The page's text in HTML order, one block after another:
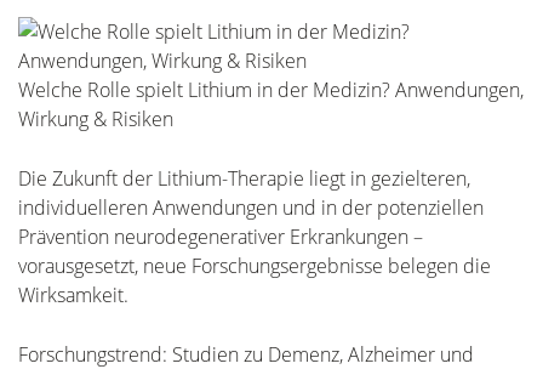
Welche Rolle spielt Lithium in der Medizin? Anwendungen,
Wirkung & Risiken
Die Zukunft der Lithium-Therapie liegt in gezielteren,
individuelleren Anwendungen und in der potenziellen
Prävention neurodegenerativer Erkrankungen –
vorausgesetzt, neue Forschungsergebnisse belegen die
Wirksamkeit.
Forschungstrend: Studien zu Demenz, Alzheimer und